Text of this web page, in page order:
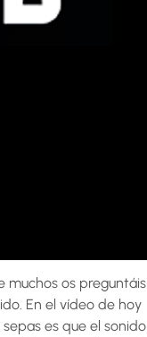
muchos os preguntáis
En el vídeo de hoy
es que el sonido